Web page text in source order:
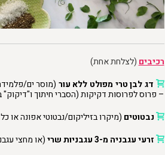
רכיבים (לצלחת אחת)
דג לבן טרי מפולט ללא עור
– פרוס לפרוסות דקיקות (הסברי חיתוך
נבטוטים (מיקרו בזיליקום/נבטוטי אפונה או
זרעי עגבניה מ-3 עגבניות שרי
(או מחצי